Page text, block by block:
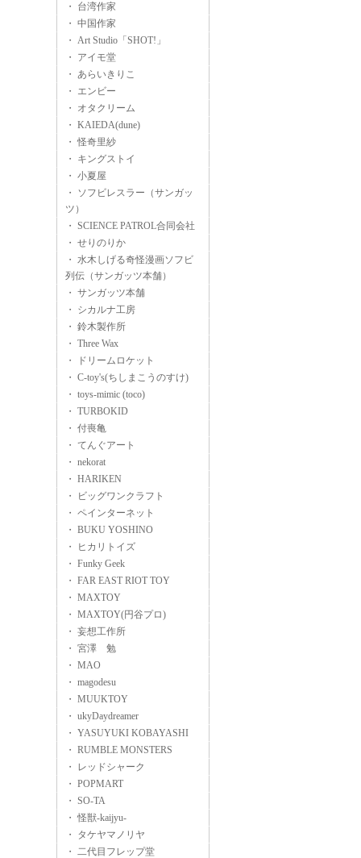
・ 台湾作家
・ 中国作家
・ Art Studio「SHOT!」
・ アイモ堂
・ あらいきりこ
・ エンビー
・ オタクリーム
・ KAIEDA(dune)
・ 怪奇里紗
・ キングストイ
・ 小夏屋
・ ソフビレスラー（サンガッ
ツ）
・ SCIENCE PATROL合同会社
・ せりのりか
・ 水木しげる奇怪漫画ソフビ
列伝（サンガッツ本舗）
・ サンガッツ本舗
・ シカルナ工房
・ 鈴木製作所
・ Three Wax
・ ドリームロケット
・ C-toy's(ちしまこうのすけ)
・ toys-mimic (toco)
・ TURBOKID
・ 付喪亀
・ てんぐアート
・ nekorat
・ HARIKEN
・ ビッグワンクラフト
・ ペインターネット
・ BUKU YOSHINO
・ ヒカリトイズ
・ Funky Geek
・ FAR EAST RIOT TOY
・ MAXTOY
・ MAXTOY(円谷プロ)
・ 妄想工作所
・ 宮澤 勉
・ MAO
・ magodesu
・ MUUKTOY
・ ukyDaydreamer
・ YASUYUKI KOBAYASHI
・ RUMBLE MONSTERS
・ レッドシャーク
・ POPMART
・ SO-TA
・ 怪獣-kaijyu-
・ タケヤマノリヤ
・ 二代目フレップ堂